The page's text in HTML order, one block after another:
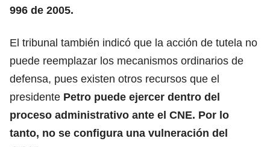
996 de 2005.
El tribunal también indicó que la acción de tutela no
puede reemplazar los mecanismos ordinarios de
defensa, pues existen otros recursos que el
presidente Petro puede ejercer dentro del
proceso administrativo ante el CNE. Por lo
tanto, no se configura una vulneración del